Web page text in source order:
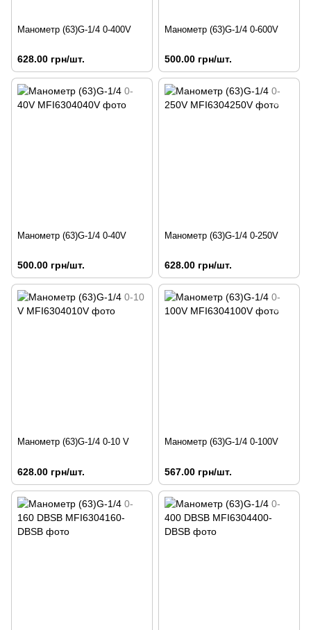
Манометр (63)G-1/4 0-400V
628.00 грн/шт.
Манометр (63)G-1/4 0-600V
500.00 грн/шт.
Манометр (63)G-1/4 0-40V
500.00 грн/шт.
Манометр (63)G-1/4 0-250V
628.00 грн/шт.
Манометр (63)G-1/4 0-10 V
628.00 грн/шт.
Манометр (63)G-1/4 0-100V
567.00 грн/шт.